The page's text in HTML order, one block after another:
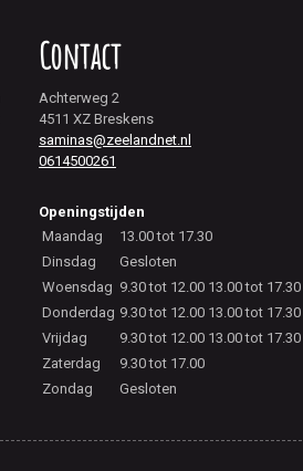
Contact
Achterweg 2
4511 XZ Breskens
saminas@zeelandnet.nl
0614500261
Openingstijden
Maandag
13.00 tot 17.30
Dinsdag
Gesloten
Woensdag 9.30 tot 12.00 13.00 tot 17.30
Donderdag 9.30 tot 12.00 13.00 tot 17.30
Vrijdag
9.30 tot 12.00 13.00 tot 17.30
Zaterdag
9.30 tot 17.00
Zondag
Gesloten